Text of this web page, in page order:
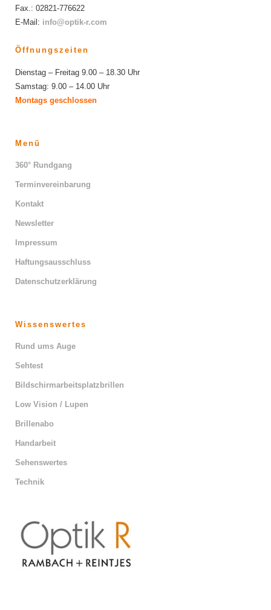
Fax.: 02821-776622
E-Mail: info@optik-r.com
Öffnungszeiten
Dienstag – Freitag 9.00 – 18.30 Uhr
Samstag: 9.00 – 14.00 Uhr
Montags geschlossen
Menü
360° Rundgang
Terminvereinbarung
Kontakt
Newsletter
Impressum
Haftungsausschluss
Datenschutzerklärung
Wissenswertes
Rund ums Auge
Sehtest
Bildschirmarbeitsplatzbrillen
Low Vision / Lupen
Brillenabo
Handarbeit
Sehenswertes
Technik